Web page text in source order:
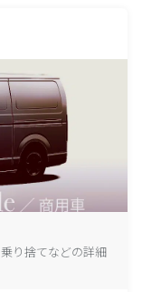
り捨てなどの詳細